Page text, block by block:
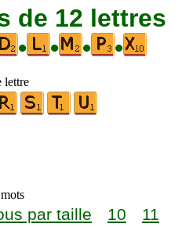
de 12 lettres
• • • •
lettre
par taille 10
11